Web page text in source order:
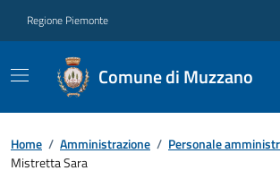
Regione Piemonte
Comune di Muzzano
Home / Amministrazione / Personale
Mistretta Sara